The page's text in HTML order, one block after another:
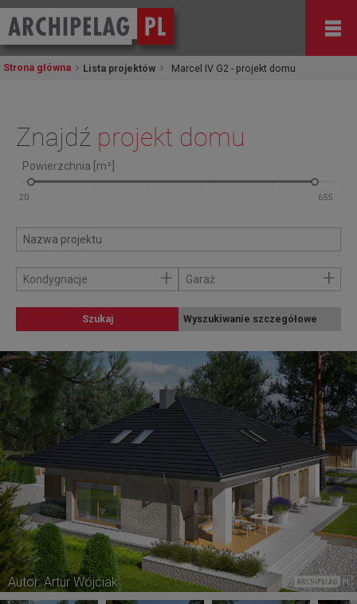
Strona główna Lista projektów Marcel IV G2 - projekt domu
Znajdź projekt domu
Powierzchnia [m²]
Kondygnacje + Garaż +
Szukaj Wyszukiwanie szczegółowe
Autor: Artur Wójciak